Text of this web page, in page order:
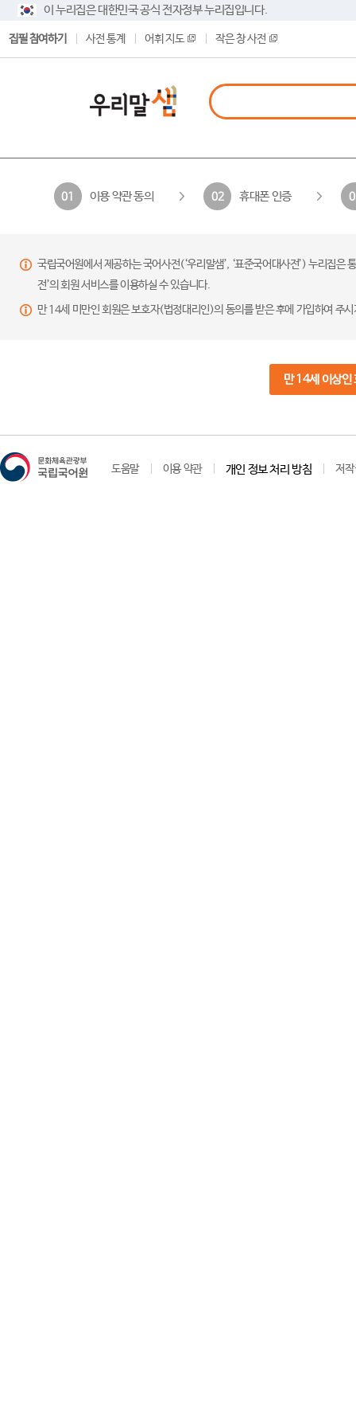
이 누리집은 대한민국 공식 전자정부 누리집입니다.
집필 참여하기 사전 통계 어휘 지도 작은 창 사전
01 이용 약관 동의 02 휴대폰 인증
국립국어원에서 제공하는 국어사전(‘우리말샘’, ‘표준국어대사전’) 누리집
전’의 회원 서비스를 이용하실 수 있습니다.
만 14세 미만인 회원은 보호자(법정대리인)의 동의를 받은 후에 가입하여 주
만 14세 이상인
도움말 이용 약관 개인 정보 처리 방침 저